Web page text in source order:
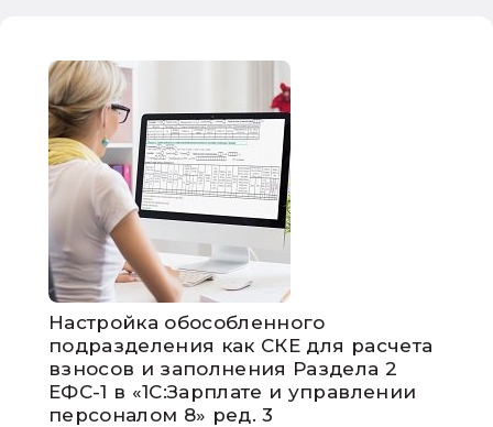
изменения в законодательстве
трудовые отношения НДС
Настройка обособленного
подразделения как СКЕ для расчета
взносов и заполнения Раздела 2
ЕФС-1 в «1С:Зарплате и управлении
персоналом 8» ред. 3